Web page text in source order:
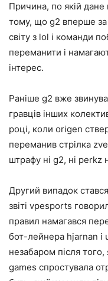
Причина, по якій дане
тому, що g2 вперше за
світу з lоl і команди
переманити і
інтерес.
Раніше g2 вже
гравців інших
році, коли origen
переманив стрілка
штрафу ні g2, ні perkz
Другий випадок
звіті vpesports
правил намагався
бот-лейнера hjarnan і
незабаром після того,
games спростувала